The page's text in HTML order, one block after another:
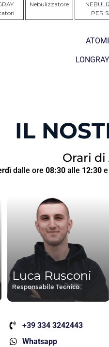
Nebulizzatore
PER
IL
Orari
dalle ore 08:30alle 12:30e
Luca Rusconi
Responsabile Tecnico
+39 334 3242443
Whatsapp